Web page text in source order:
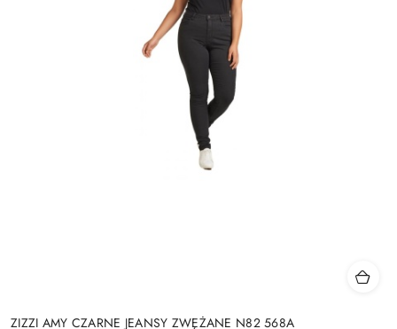
ZIZZI AMY CZARNE JEANSY ZWĘŻANE N82 568A